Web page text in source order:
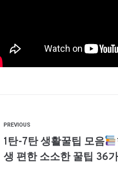
PREVIOUS
1탄-7탄 생활꿀팁 모음
생 편한 소소한 꿀팁 36